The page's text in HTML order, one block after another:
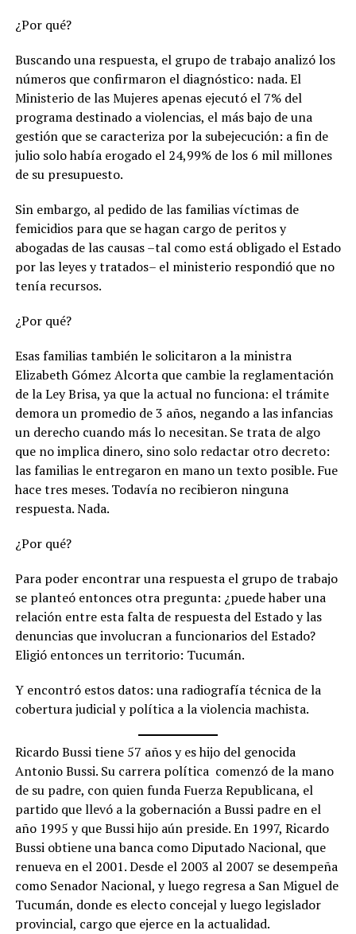
¿Por qué?
Buscando una respuesta, el grupo de trabajo analizó los
números que confirmaron el diagnóstico: nada. El
Ministerio de las Mujeres apenas ejecutó el 7% del
programa destinado a violencias, el más bajo de una
gestión que se caracteriza por la subejecución: a fin de
julio solo había erogado el 24,99% de los 6 mil millones
de su presupuesto.
Sin embargo, al pedido de las familias víctimas de
femicidios para que se hagan cargo de peritos y
abogadas de las causas –tal como está obligado el Estado
por las leyes y tratados– el ministerio respondió que no
tenía recursos.
¿Por qué?
Esas familias también le solicitaron a la ministra
Elizabeth Gómez Alcorta que cambie la reglamentación
de la Ley Brisa, ya que la actual no funciona: el trámite
demora un promedio de 3 años, negando a las infancias
un derecho cuando más lo necesitan. Se trata de algo
que no implica dinero, sino solo redactar otro decreto:
las familias le entregaron en mano un texto posible. Fue
hace tres meses. Todavía no recibieron ninguna
respuesta. Nada.
¿Por qué?
Para poder encontrar una respuesta el grupo de trabajo
se planteó entonces otra pregunta: ¿puede haber una
relación entre esta falta de respuesta del Estado y las
denuncias que involucran a funcionarios del Estado?
Eligió entonces un territorio: Tucumán.
Y encontró estos datos: una radiografía técnica de la
cobertura judicial y política a la violencia machista.
Ricardo Bussi tiene 57 años y es hijo del genocida
Antonio Bussi. Su carrera política comenzó de la mano
de su padre, con quien funda Fuerza Republicana, el
partido que llevó a la gobernación a Bussi padre en el
año 1995 y que Bussi hijo aún preside. En 1997, Ricardo
Bussi obtiene una banca como Diputado Nacional, que
renueva en el 2001. Desde el 2003 al 2007 se desempeña
como Senador Nacional, y luego regresa a San Miguel de
Tucumán, donde es electo concejal y luego legislador
provincial, cargo que ejerce en la actualidad.